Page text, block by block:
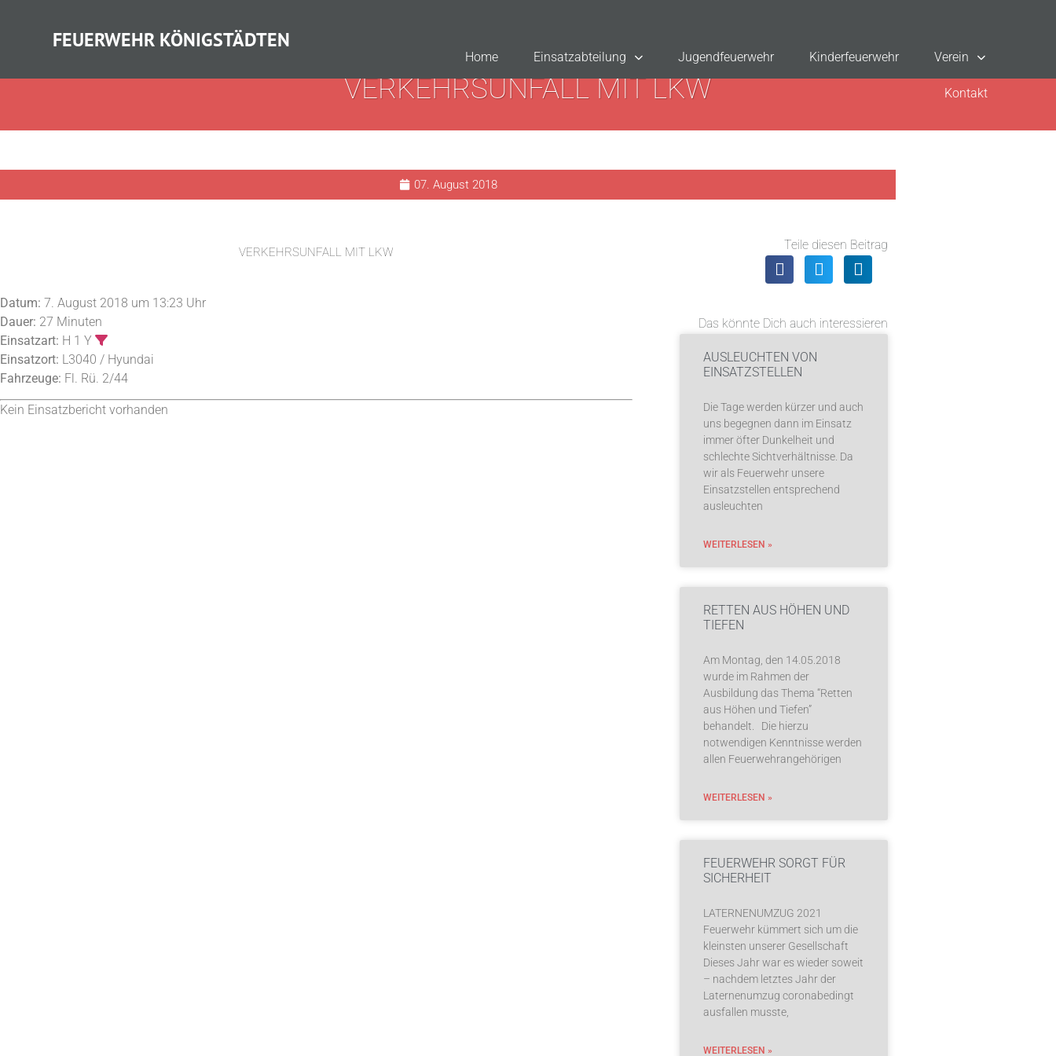
FEUERWEHR KÖNIGSTÄDTEN
Home Einsatzabteilung Jugendfeuerwehr Kinderfeuerwehr Verein
Kontakt
VERKEHRSUNFALL MIT LKW
07. August 2018
VERKEHRSUNFALL MIT LKW
Datum: 7. August 2018 um 13:23 Uhr
Dauer: 27 Minuten
Einsatzart: H 1 Y
Einsatzort: L3040 / Hyundai
Fahrzeuge: Fl. Rü. 2/44
Kein Einsatzbericht vorhanden
Teile diesen Beitrag
Das könnte Dich auch interessieren
AUSLEUCHTEN VON
EINSATZSTELLEN
Die Tage werden kürzer und auch
uns begegnen dann im Einsatz
immer öfter Dunkelheit und
schlechte Sichtverhältnisse. Da
wir als Feuerwehr unsere
Einsatzstellen entsprechend
ausleuchten
WEITERLESEN »
RETTEN AUS HÖHEN UND
TIEFEN
Am Montag, den 14.05.2018
wurde im Rahmen der
Ausbildung das Thema “Retten
aus Höhen und Tiefen”
behandelt. Die hierzu
notwendigen Kenntnisse werden
allen Feuerwehrangehörigen
WEITERLESEN »
FEUERWEHR SORGT FÜR
SICHERHEIT
LATERNENUMZUG 2021
Feuerwehr kümmert sich um die
kleinsten unserer Gesellschaft
Dieses Jahr war es wieder soweit
– nachdem letztes Jahr der
Laternenumzug coronabedingt
ausfallen musste,
WEITERLESEN »